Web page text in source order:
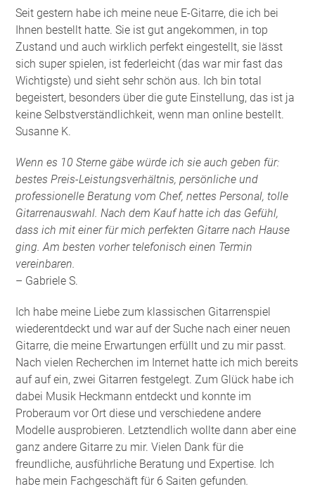
Seit gestern habe ich meine neue E-Gitarre, die ich bei
Ihnen bestellt hatte. Sie ist gut angekommen, in top
Zustand und auch wirklich perfekt eingestellt, sie lässt
sich super spielen, ist federleicht (das war mir fast das
Wichtigste) und sieht sehr schön aus. Ich bin total
begeistert, besonders über die gute Einstellung, das ist ja
keine Selbstverständlichkeit, wenn man online bestellt.
Susanne K.
Wenn es 10 Sterne gäbe würde ich sie auch geben für:
bestes Preis-Leistungsverhältnis, persönliche und
professionelle Beratung vom Chef, nettes Personal, tolle
Gitarrenauswahl. Nach dem Kauf hatte ich das Gefühl,
dass ich mit einer für mich perfekten Gitarre nach Hause
ging. Am besten vorher telefonisch einen Termin
vereinbaren.
– Gabriele S.
Ich habe meine Liebe zum klassischen Gitarrenspiel
wiederentdeckt und war auf der Suche nach einer neuen
Gitarre, die meine Erwartungen erfüllt und zu mir passt.
Nach vielen Recherchen im Internet hatte ich mich bereits
auf auf ein, zwei Gitarren festgelegt. Zum Glück habe ich
dabei Musik Heckmann entdeckt und konnte im
Proberaum vor Ort diese und verschiedene andere
Modelle ausprobieren. Letztendlich wollte dann aber eine
ganz andere Gitarre zu mir. Vielen Dank für die
freundliche, ausführliche Beratung und Expertise. Ich
habe mein Fachgeschäft für 6 Saiten gefunden.